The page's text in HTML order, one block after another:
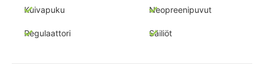
Kuivapuku Neopreenipuvut
Regulaattori Säiliöt